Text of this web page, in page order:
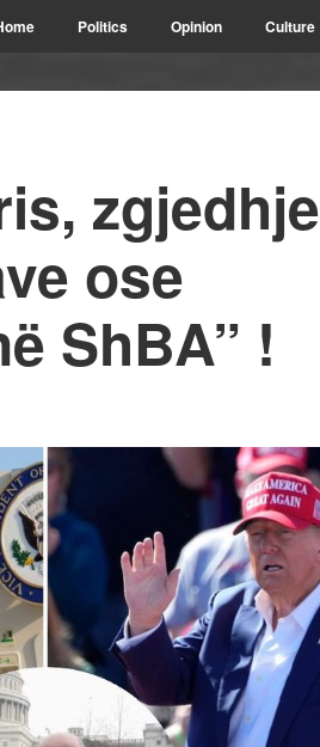
Politics Opinion Culture
zgjedhje
ose
ShBA” !